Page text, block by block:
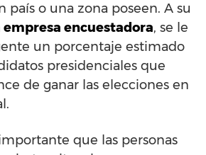
país o una zona poseen. A su
encuestadora, se le
un porcentaje estimado
presidenciales que
de ganar las elecciones en
que las personas